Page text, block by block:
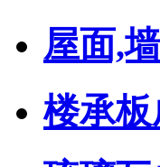
屋面,
楼承板